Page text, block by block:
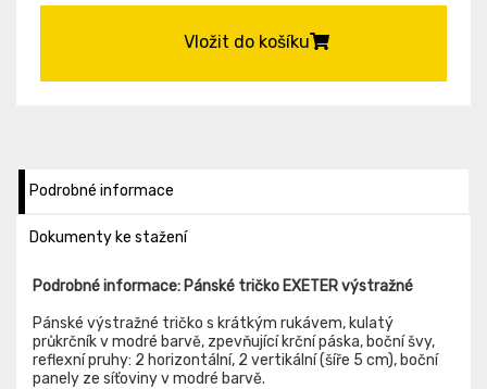
Vložit do košíku
Podrobné informace
Dokumenty ke stažení
Podrobné informace: Pánské tričko EXETER výstražné
Pánské výstražné tričko s krátkým rukávem, kulatý
průkrčník v modré barvě, zpevňující krční páska, boční švy,
reflexní pruhy: 2 horizontální, 2 vertikální (šíře 5 cm), boční
panely ze síťoviny v modré barvě.